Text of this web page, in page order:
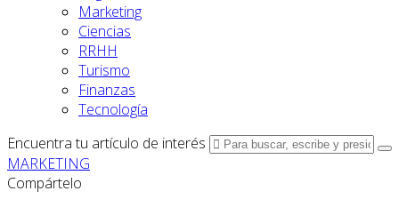
Marketing
Ciencias
RRHH
Turismo
Finanzas
Tecnología
Encuentra tu artículo de interés
MARKETING
Compártelo